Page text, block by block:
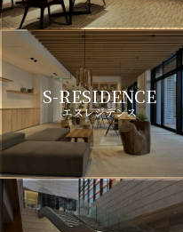
S-RESIDENCE
エスレジデンス